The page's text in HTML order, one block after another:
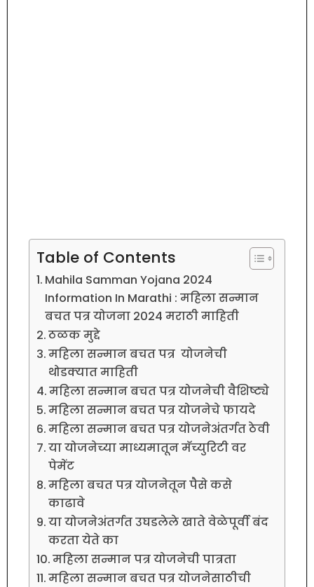
Table of Contents
Mahila Samman Yojana 2024
Information In Marathi : महिला सन्मान
बचत पत्र योजना 2024 मराठी माहिती
ठळक मुद्दे
महिला सन्मान बचत पत्र योजनेची
थोडक्यात माहिती
महिला सन्मान बचत पत्र योजनेची वैशिष्ट्ये
महिला सन्मान बचत पत्र योजनेचे फायदे
महिला सन्मान बचत पत्र योजनेअंतर्गत ठेवी
या योजनेच्या माध्यमातून मॅच्युरिटी वर
पेमेंट
महिला बचत पत्र योजनेतून पैसे कसे
काढावे
या योजनेअंतर्गत उघडलेले खाते वेळेपूर्वी बंद
करता येते का
महिला सन्मान पत्र योजनेची पात्रता
महिला सन्मान बचत पत्र योजनेसाठीची